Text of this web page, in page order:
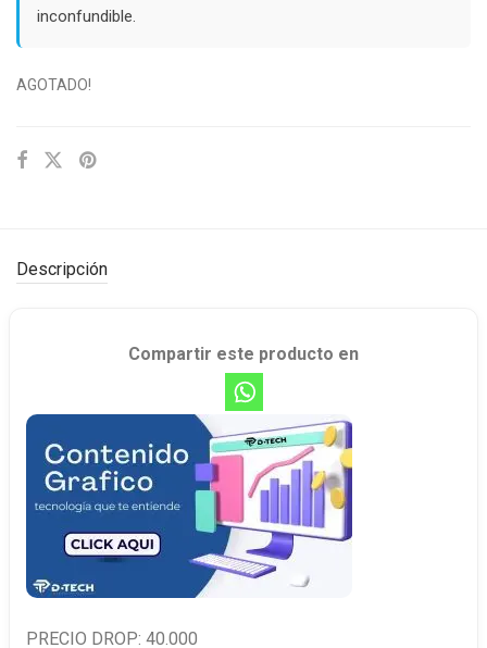
inconfundible.
AGOTADO!
Descripción
Compartir este producto en
PRECIO DROP: 40.000